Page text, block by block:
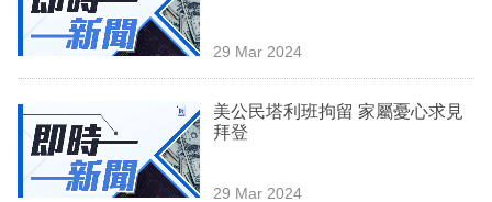
理
業
科
29 Mar 2024
美公民塔利班拘留 家屬憂心求見
拜登
29 Mar 2024